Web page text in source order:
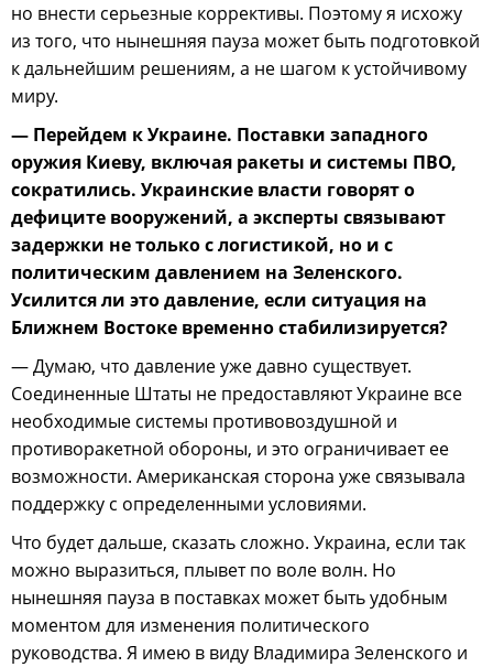
но внести серьезные коррективы. Поэтому я исхожу
из того, что нынешняя пауза может быть подготовкой
к дальнейшим решениям, а не шагом к устойчивому
миру.
— Перейдем к Украине. Поставки западного
оружия Киеву, включая ракеты и системы ПВО,
сократились. Украинские власти говорят о
дефиците вооружений, а эксперты связывают
задержки не только с логистикой, но и с
политическим давлением на Зеленского.
Усилится ли это давление, если ситуация на
Ближнем Востоке временно стабилизируется?
— Думаю, что давление уже давно существует.
Соединенные Штаты не предоставляют Украине все
необходимые системы противовоздушной и
противоракетной обороны, и это ограничивает ее
возможности. Американская сторона уже связывала
поддержку с определенными условиями.
Что будет дальше, сказать сложно. Украина, если так
можно выразиться, плывет по воле волн. Но
нынешняя пауза в поставках может быть удобным
моментом для изменения политического
руководства. Я имею в виду Владимира Зеленского и